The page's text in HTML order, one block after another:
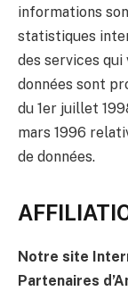
informations
statistiques
des services qui
données sont
du 1er juillet
mars 1996
de données.
Notre site
Partenaires